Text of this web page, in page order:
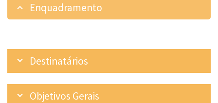
Enquadramento
Destinatários
Objetivos Gerais